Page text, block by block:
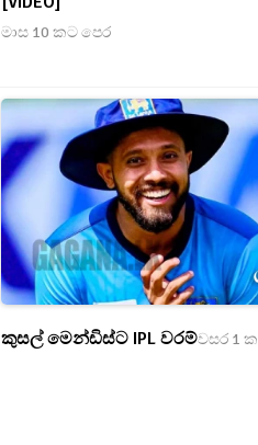
මාස 10 කට පෙර
කුසල් මෙන්ඩිස්ට IPL වරම්වසර 1